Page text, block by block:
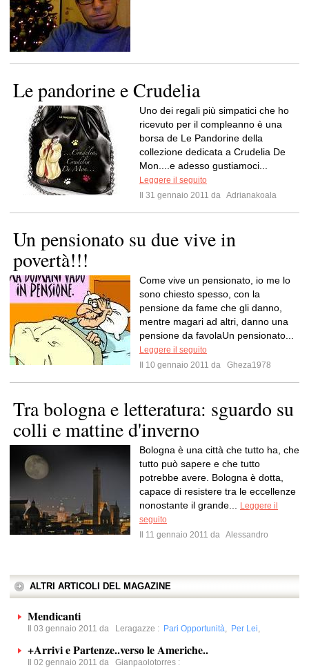
Le pandorine e Crudelia
Uno dei regali più simpatici che ho
ricevuto per il compleanno è una
borsa de Le Pandorine della
collezione dedicata a Crudelia De
Mon....e adesso gustiamoci...
Leggere il seguito
Il 31 gennaio 2011 da Adrianakoala
Un pensionato su due vive in
povertà!!!
Come vive un pensionato, io me lo
sono chiesto spesso, con la
pensione da fame che gli danno,
mentre magari ad altri, danno una
pensione da favolaUn pensionato...
Leggere il seguito
Il 10 gennaio 2011 da
Gheza1978
Tra bologna e letteratura: sguardo su
colli e mattine d'inverno
Bologna è una città che tutto ha, che
tutto può sapere e che tutto
potrebbe avere. Bologna è dotta,
capace di resistere tra le eccellenze
nonostante il grande...
Leggere il
seguito
Il 11 gennaio 2011 da Alessandro
ALTRI ARTICOLI DEL MAGAZINE
Mendicanti
Il 03 gennaio 2011 da Leragazze : Pari Opportunità, Per Lei,
+Arrivi e Partenze..verso le Americhe..
Il 02 gennaio 2011 da Gianpaolotorres :